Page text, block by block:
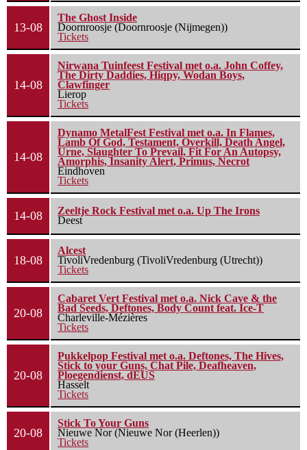
13-08
The Ghost Inside
Doornroosje (Doornroosje (Nijmegen))
Tickets
14-08
Nirwana Tuinfeest Festival met o.a. John Coffey,
The Dirty Daddies, Hiqpy, Wodan Boys,
Clawfinger
Lierop
Tickets
14-08
Dynamo MetalFest Festival met o.a. In Flames,
Lamb Of God, Testament, Overkill, Death Angel,
Urne, Slaughter To Prevail, Fit For An Autopsy,
Amorphis, Insanity Alert, Primus, Necrot
Eindhoven
Tickets
14-08
Zeeltje Rock Festival met o.a. Up The Irons
Deest
18-08
Alcest
TivoliVredenburg (TivoliVredenburg (Utrecht))
Tickets
20-08
Cabaret Vert Festival met o.a. Nick Cave & the
Bad Seeds, Deftones, Body Count feat. Ice-T
Charleville-Mézières
Tickets
20-08
Pukkelpop Festival met o.a. Deftones, The Hives,
Stick to your Guns, Chat Pile, Deafheaven,
Ploegendienst, dEUS
Hasselt
Tickets
20-08
Stick To Your Guns
Nieuwe Nor (Nieuwe Nor (Heerlen))
Tickets